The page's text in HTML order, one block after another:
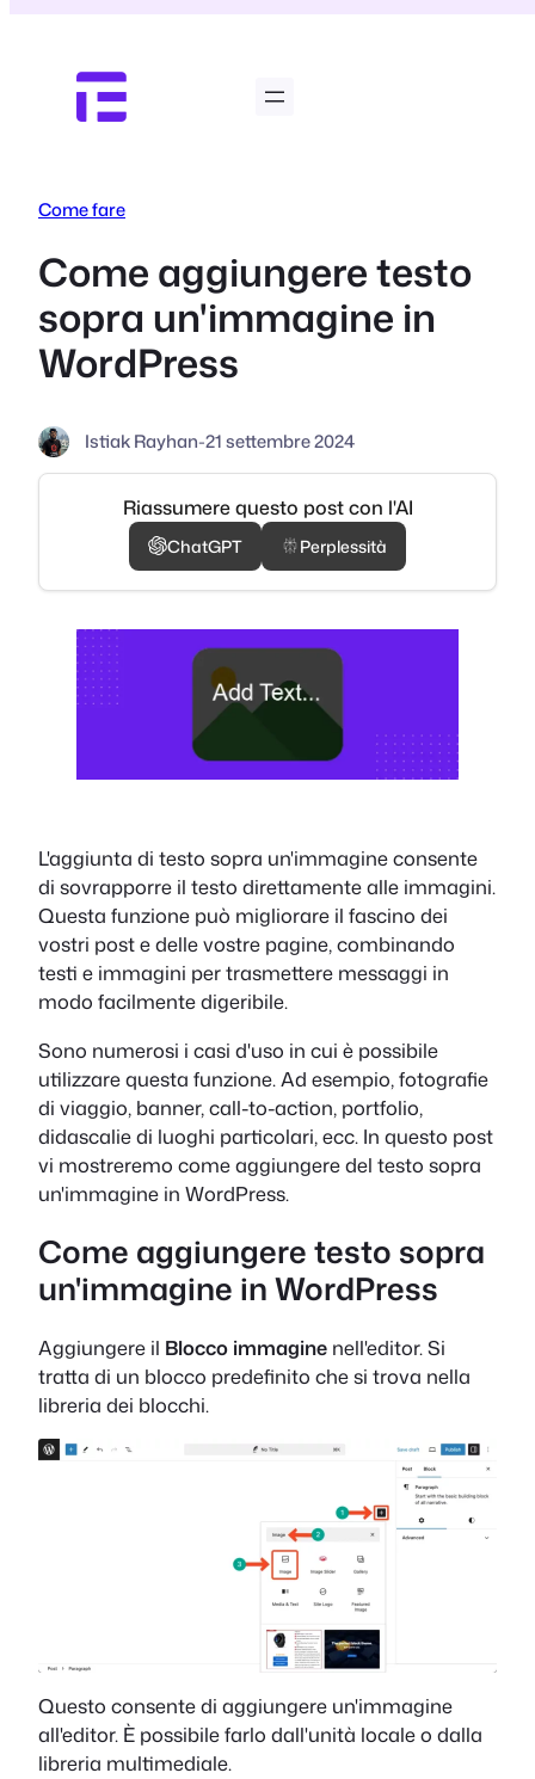
contenuto
Come fare
Come aggiungere testo
sopra un'immagine in
WordPress
Istiak Rayhan-21 settembre 2024
Riassumere questo post con l'AI
ChatGPT Perplessità
L'aggiunta di testo sopra un'immagine consente
di sovrapporre il testo direttamente alle immagini.
Questa funzione può migliorare il fascino dei
vostri post e delle vostre pagine, combinando
testi e immagini per trasmettere messaggi in
modo facilmente digeribile.
Sono numerosi i casi d'uso in cui è possibile
utilizzare questa funzione. Ad esempio, fotografie
di viaggio, banner, call-to-action, portfolio,
didascalie di luoghi particolari, ecc. In questo post
vi mostreremo come aggiungere del testo sopra
un'immagine in WordPress.
Come aggiungere testo sopra
un'immagine in WordPress
Aggiungere il Blocco immagine nell'editor. Si
tratta di un blocco predefinito che si trova nella
libreria dei blocchi.
Questo consente di aggiungere un'immagine
all'editor. È possibile farlo dall'unità locale o dalla
libreria multimediale.